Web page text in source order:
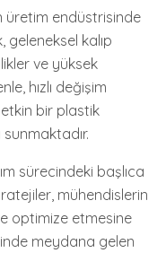
üretim endüstrisinde
geleneksel kalıp
ve yüksek
hızlı değişim
bir plastik
sunmaktadır.
sürecindeki başlıca
mühendislerin
optimize etmesine
meydana gelen